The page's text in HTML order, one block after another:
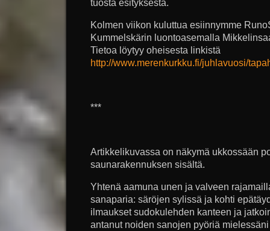
tuosta esityksestä.
Kolmen viikon kuluttua esiinnymme
Kummelskärin luontoasemalla
Tietoa löytyy oheisesta linkistä
http://www.merenkurkku.fi/juhlavuosi/
***
Artikkelikuvassa on näkymä ukkossään
saunarakennuksen sisältä.
Yhtenä aamuna unen ja valveen
sanaparia: säröjen sylissä ja kohti
ilmaukset sudokulehden kanteen ja
antanut noiden sanojen pyöriä